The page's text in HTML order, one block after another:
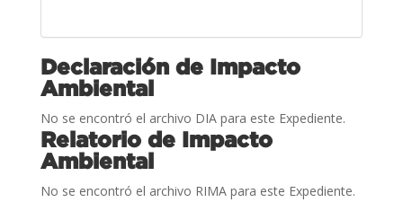
Declaración de Impacto
Ambiental
No se encontró el archivo DIA para este Expediente.
Relatorio de Impacto
Ambiental
No se encontró el archivo RIMA para este Expediente.